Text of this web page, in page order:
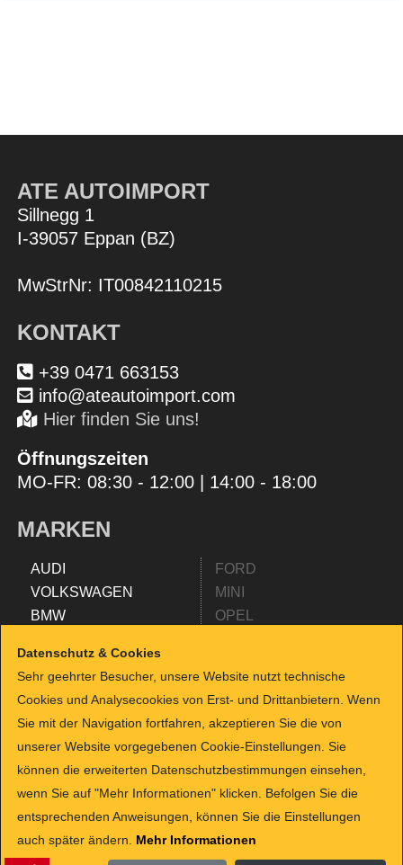
ATE AUTOIMPORT
Sillnegg 1
I-39057 Eppan (BZ)
MwStrNr: IT00842110215
KONTAKT
+39 0471 663153
info@ateautoimport.com
Hier finden Sie uns!
Öffnungszeiten
MO-FR: 08:30 - 12:00 | 14:00 - 18:00
MARKEN
AUDI
VOLKSWAGEN
BMW
SEAT
FIAT
FORD
MINI
OPEL
SKODA
TESLA
ALFA ROMEO
HYUNDAI
KIA
PEUGEOT
JEEP
SMART
TOYOTA
SUZUKI
HYUNDAI
CITROEN
LANCIA
CUPRA
Datenschutz & Cookies
Sehr geehrter Besucher, unsere Website nutzt technische
Cookies und Analysecookies von Erst- und Drittanbietern. Wenn
Sie mit der Navigation fortfahren, akzeptieren Sie die von
unserer Website vorgegebenen Cookie-Einstellungen. Sie
können die erweiterten Datenschutzbestimmungen einsehen,
wenn Sie auf "Mehr Informationen" klicken. Befolgen Sie die
entsprechenden Anweisungen, können Sie die Einstellungen
auch später ändern.
Mehr Informationen